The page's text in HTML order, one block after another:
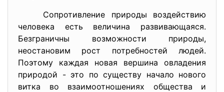
Сопротивление природы воздействию
человека есть величина развивающаяся.
Безграничны возможности природы,
неостановим рост потребностей людей.
Поэтому каждая новая вершина овладения
природой - это по существу начало нового
витка во взаимоотношениях общества и